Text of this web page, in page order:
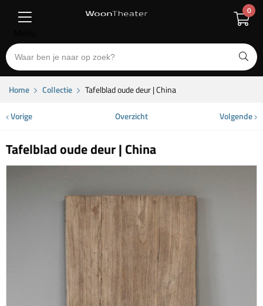
0
Home Collectie Tafelblad oude deur | China
Vorige Overzicht Volgende
Tafelblad oude deur | China